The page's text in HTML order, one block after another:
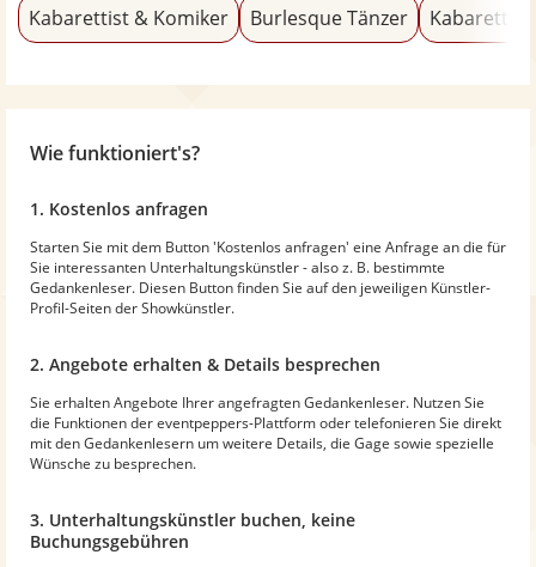
Kabarettist & Komiker Burlesque Tänzer Kabarett
Wie funktioniert's?
1. Kostenlos anfragen
Starten Sie mit dem Button 'Kostenlos anfragen' eine Anfrage an die für
Sie interessanten Unterhaltungskünstler - also z. B. bestimmte
Gedankenleser. Diesen Button finden Sie auf den jeweiligen Künstler-
Profil-Seiten der Showkünstler.
2. Angebote erhalten & Details besprechen
Sie erhalten Angebote Ihrer angefragten Gedankenleser. Nutzen Sie
die Funktionen der eventpeppers-Plattform oder telefonieren Sie direkt
mit den Gedankenlesern um weitere Details, die Gage sowie spezielle
Wünsche zu besprechen.
3. Unterhaltungskünstler buchen, keine
Buchungsgebühren